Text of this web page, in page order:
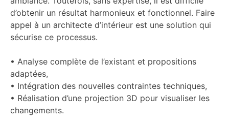
d’obtenir un résultat harmonieux et fonctionnel. Faire
appel à un architecte d’intérieur est une solution qui
sécurise ce processus.
• Analyse complète de l’existant et propositions
adaptées,
• Intégration des nouvelles contraintes techniques,
• Réalisation d’une projection 3D pour visualiser les
changements.